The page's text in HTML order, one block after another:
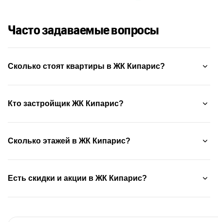
Часто задаваемые вопросы
Сколько стоят квартиры в ЖК Кипарис?
Кто застройщик ЖК Кипарис?
Сколько этажей в ЖК Кипарис?
Есть скидки и акции в ЖК Кипарис?